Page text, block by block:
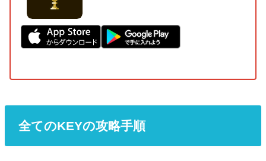
全てのKEYの攻略手順